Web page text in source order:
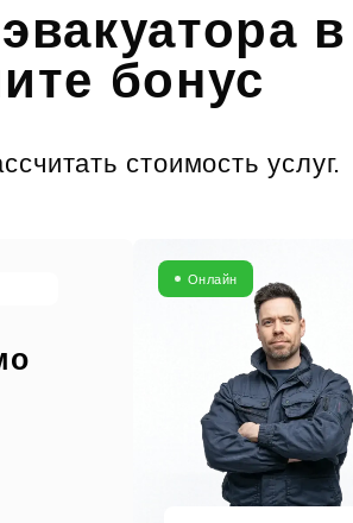
в
бонус
стоимость услуг.
Онлайн